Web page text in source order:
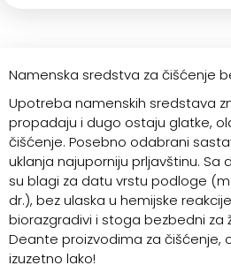
Namenska sredstva za čišćenje
Upotreba namenskih sredstava
propadaju i dugo ostaju glatke,
čišćenje. Posebno odabrani
uklanja najuporniju prljavštinu.
su blagi za datu vrstu podloge
dr.), bez ulaska u hemijske
biorazgradivi i stoga bezbedni za
Deante proizvodima za čišćenje,
izuzetno lako!